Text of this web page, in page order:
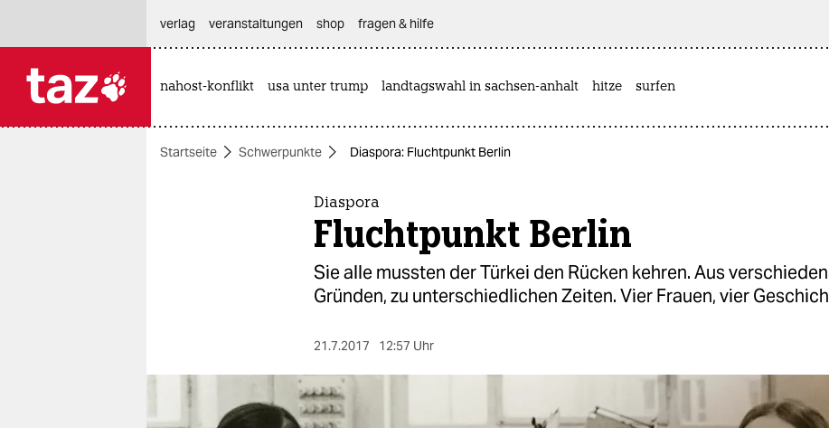
themen
berlin
verlag
veranstaltungen shop fragen & hilfe
nahost-konflikt usa unter trump landtagswahl in sachsen-anhalt hitze surfen
Startseite Schwerpunkte Diaspora: Fluchtpunkt Berlin
Diaspora
Fluchtpunkt Berlin
Sie alle mussten der Türkei den Rücken kehren. Aus
Gründen, zu unterschiedlichen Zeiten. Vier Frauen, vier
21.7.2017 12:57 Uhr